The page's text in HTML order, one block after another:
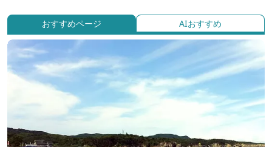
おすすめページ AIおすすめ